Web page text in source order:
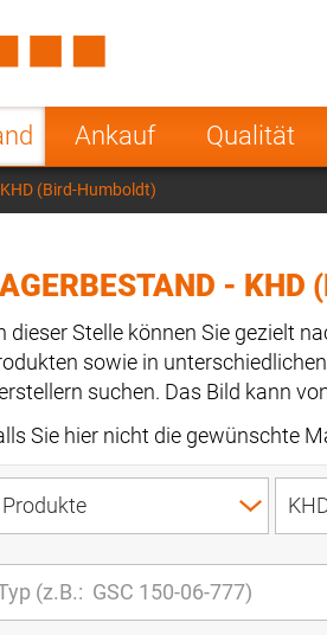
Ankauf Qualität
Poland
India
(Bird-Humboldt)
- KHD
dieser Stelle können Sie gezielt
sowie in
suchen. Das Bild kann
Sie hier nicht die gewünschte